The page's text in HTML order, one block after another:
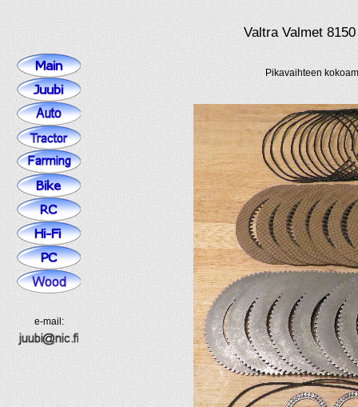
e-mail:
Valtra Valmet
Pikavaihteen